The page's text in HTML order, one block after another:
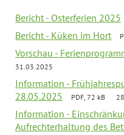
Bericht - Osterferien 2025
Bericht - Küken im Hort
Vorschau -
31.03.2025
Information -
28.05.2025
PDF, 72 kB
Information -
Aufrechterhaltung des